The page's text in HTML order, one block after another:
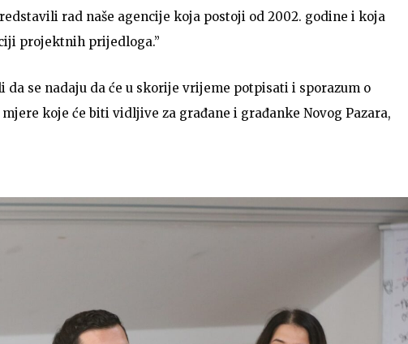
rad naše agencije koja postoji od 2002. godine i koja
projektnih prijedloga.”
da se nadaju da će u skorije vrijeme potpisati i sporazum o
koje će biti vidljive za građane i građanke Novog Pazara,